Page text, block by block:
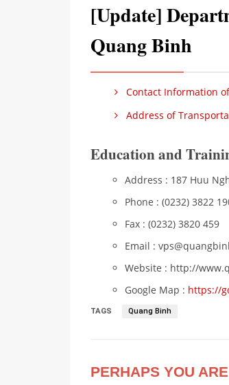
[Update]
Quang Binh
Contact Information
Address of
Education and
Address : 187 Huu
Phone : (0232) 3822
Fax : (0232) 3820 459
Email :
Website : http://
Google Map : https://
TAGS Quang Binh
PERHAPS YOU